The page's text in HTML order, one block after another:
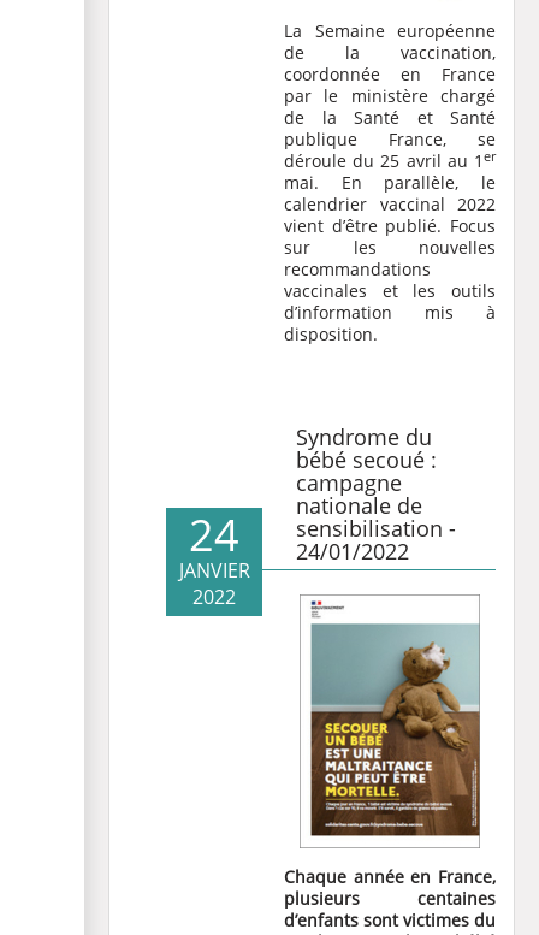
La Semaine européenne
de la vaccination,
coordonnée en France
par le ministère chargé
de la Santé et Santé
publique France, se
déroule du 25 avril au 1 er
mai. En parallèle, le
calendrier vaccinal 2022
vient d’être publié. Focus
sur les nouvelles
recommandations
vaccinales et les outils
d’information mis à
disposition.
Syndrome du
bébé secoué :
campagne
nationale de
sensibilisation -
24/01/2022
24
JANVIER
2022
Chaque année en France,
plusieurs centaines
d’enfants sont victimes du